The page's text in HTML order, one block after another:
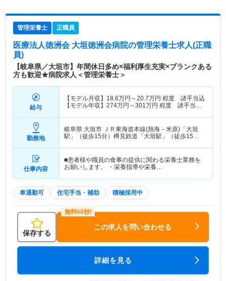
管理栄養士 正職員
医療法人徳洲会 大垣徳洲会病院の管理栄養士求人(正職
員)
【岐阜県／大垣市】年間休日多め×福利厚生充実×ブランクある
方も歓迎★病院求人＜管理栄養士＞
給与
【モデル月収】 18.6万円～20.7万円 程度 諸手当込
【モデル年収】 274万円～301万円 程度 諸手当・
勤務地
岐阜県 大垣市 ＪＲ東海道本線(熱海－米原)「大垣
駅」（徒歩15分）樽見鉄道「大垣駅」（徒歩15
仕事内容
■患者様や職員の食事の提供に関わる栄養士業務を
お願いします。 ・栄養指導や栄養…
車通勤可 住宅手当・補助 積極採用中
保存する
この求人を問い合わせる
詳細を見る